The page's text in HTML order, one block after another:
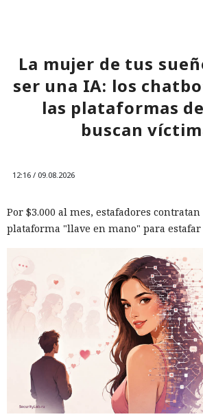
La mujer de tus
ser una IA: los
las plataformas
buscan
12:16 / 09.08.2026
Por $3.000 al mes, estafadores
plataforma "llave en mano" para estafar